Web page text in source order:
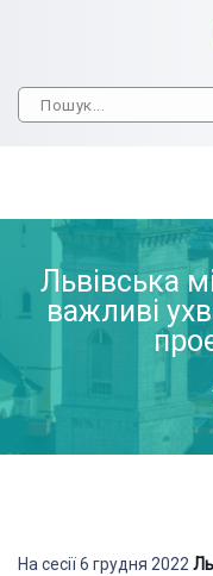
Львівська
важливі
На сесії 6 грудня 2022